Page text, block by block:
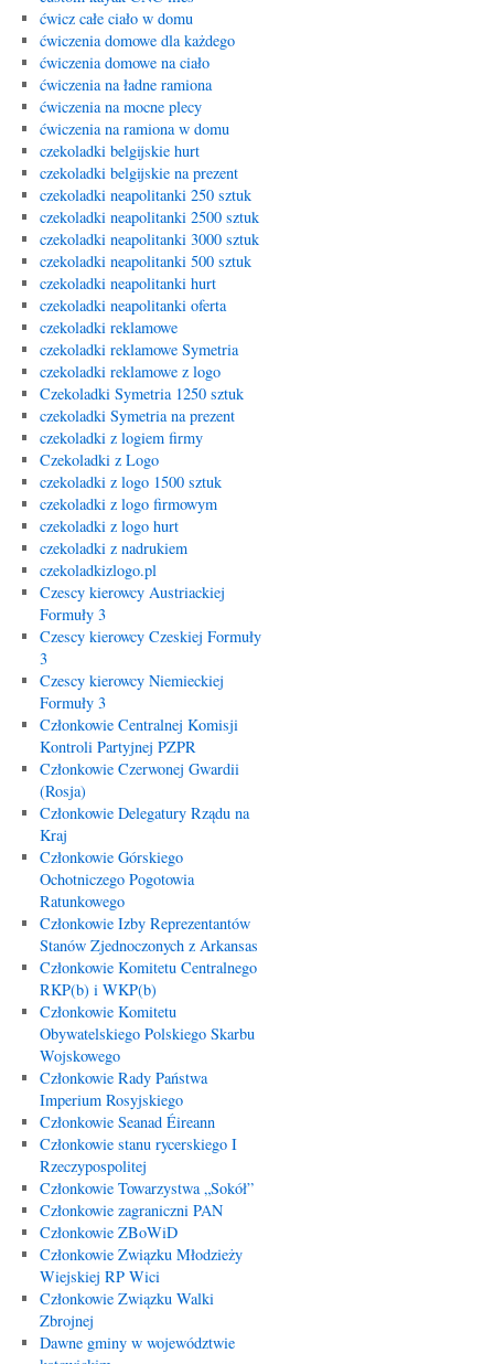
ćwicz całe ciało w domu
ćwiczenia domowe dla każdego
ćwiczenia domowe na ciało
ćwiczenia na ładne ramiona
ćwiczenia na mocne plecy
ćwiczenia na ramiona w domu
czekoladki belgijskie hurt
czekoladki belgijskie na prezent
czekoladki neapolitanki 250 sztuk
czekoladki neapolitanki 2500 sztuk
czekoladki neapolitanki 3000 sztuk
czekoladki neapolitanki 500 sztuk
czekoladki neapolitanki hurt
czekoladki neapolitanki oferta
czekoladki reklamowe
czekoladki reklamowe Symetria
czekoladki reklamowe z logo
Czekoladki Symetria 1250 sztuk
czekoladki Symetria na prezent
czekoladki z logiem firmy
Czekoladki z Logo
czekoladki z logo 1500 sztuk
czekoladki z logo firmowym
czekoladki z logo hurt
czekoladki z nadrukiem
czekoladkizlogo.pl
Czescy kierowcy Austriackiej
Formuły 3
Czescy kierowcy Czeskiej Formuły
3
Czescy kierowcy Niemieckiej
Formuły 3
Członkowie Centralnej Komisji
Kontroli Partyjnej PZPR
Członkowie Czerwonej Gwardii
(Rosja)
Członkowie Delegatury Rządu na
Kraj
Członkowie Górskiego
Ochotniczego Pogotowia
Ratunkowego
Członkowie Izby Reprezentantów
Stanów Zjednoczonych z Arkansas
Członkowie Komitetu Centralnego
RKP(b) i WKP(b)
Członkowie Komitetu
Obywatelskiego Polskiego Skarbu
Wojskowego
Członkowie Rady Państwa
Imperium Rosyjskiego
Członkowie Seanad Éireann
Członkowie stanu rycerskiego I
Rzeczypospolitej
Członkowie Towarzystwa „Sokół”
Członkowie zagraniczni PAN
Członkowie ZBoWiD
Członkowie Związku Młodzieży
Wiejskiej RP Wici
Członkowie Związku Walki
Zbrojnej
Dawne gminy w województwie